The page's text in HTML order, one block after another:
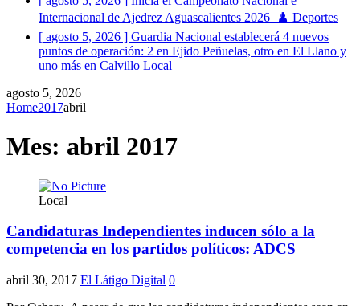
Internacional de Ajedrez Aguascalientes 2026 ♟️ Deportes
[ agosto 5, 2026 ] Guardia Nacional establecerá 4 nuevos
puntos de operación: 2 en Ejido Peñuelas, otro en El Llano y
uno más en Calvillo Local
agosto 5, 2026
Home2017abril
Mes: abril 2017
Local
Candidaturas Independientes inducen sólo a la
competencia en los partidos políticos: ADCS
abril 30, 2017 El Látigo Digital 0